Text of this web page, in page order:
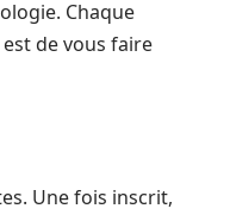
Chaque
de vous faire
Une fois inscrit,